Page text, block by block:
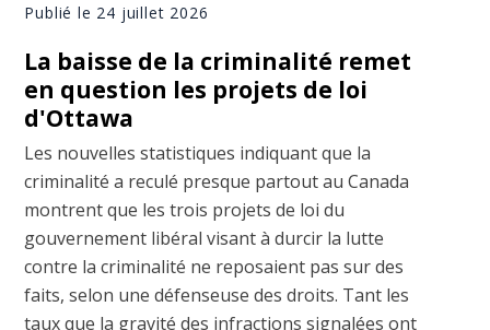
Publié le 24 juillet 2026
La baisse de la criminalité remet
en question les projets de loi
d'Ottawa
Les nouvelles statistiques indiquant que la
criminalité a reculé presque partout au Canada
montrent que les trois projets de loi du
gouvernement libéral visant à durcir la lutte
contre la criminalité ne reposaient pas sur des
faits, selon une défenseuse des droits. Tant les
taux que la gravité des infractions signalées ont